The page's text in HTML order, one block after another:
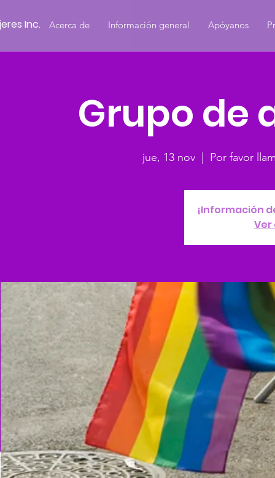
Acerca de Información general Apóyanos
Inc.
Grupo de
jue, 13 nov
  |
Por favor
¡Información